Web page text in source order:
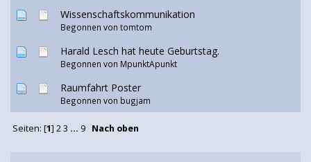
Wissenschaftskommunikation
Begonnen von tomtom
Harald Lesch hat heute Geburtstag.
Begonnen von MpunktApunkt
Raumfahrt Poster
Begonnen von bugjam
Seiten: [1] 2 3 ... 9 Nach oben